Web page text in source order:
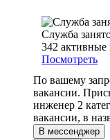
Служба
342 активные
Посмотреть
По вашему
вакансии.
инженер 2
вакансии, в
В мессенджер